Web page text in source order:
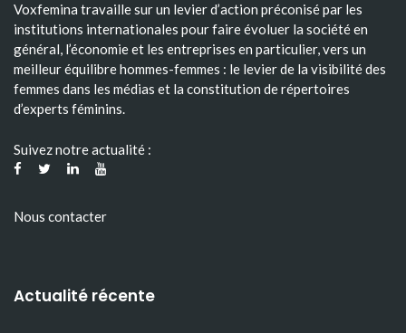
Voxfemina travaille sur un levier d’action préconisé par les
institutions internationales pour faire évoluer la société en
général, l’économie et les entreprises en particulier, vers un
meilleur équilibre hommes-femmes : le levier de la visibilité des
femmes dans les médias et la constitution de répertoires
d’experts féminins.
Suivez notre actualité :
Nous contacter
Actualité récente